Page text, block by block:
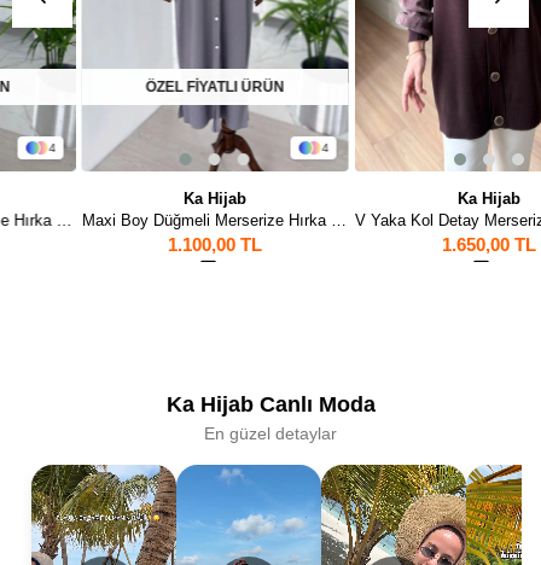
4
Maxi Boy Düğmeli Merserize Hırka - Gri
1.100,00 TL
ÖZEL FİYATLI ÜRÜN
V Yaka Kol Detay Merserize Hırka - Kahverengi
1.650,00 TL
Ka Hijab Canlı Moda
En güzel detaylar